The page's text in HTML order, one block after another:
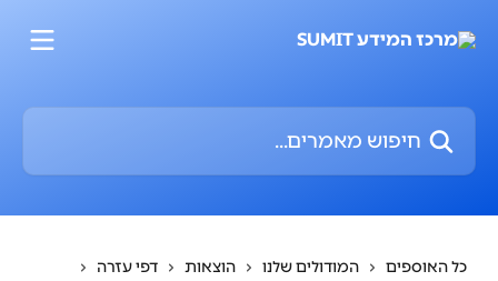
חיפוש מאמרים...
כל האוספים המודולים שלנו הוצאות
דפי עזרה